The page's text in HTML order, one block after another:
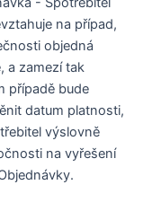
na případ,
objedná
a zamezí tak
případě bude
datum platnosti,
výslovně
na vyřešení